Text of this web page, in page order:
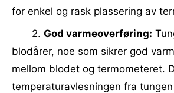
for enkel og rask plassering av
2. God varmeoverføring:
blodårer, noe som sikrer god
mellom blodet og termometeret.
temperaturavlesningen fra